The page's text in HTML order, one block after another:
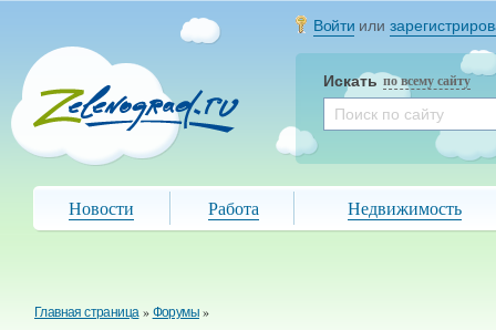
Войти или
Искать по всему сайту
Новости Работа Недвижимость
Главная страница »Форумы»